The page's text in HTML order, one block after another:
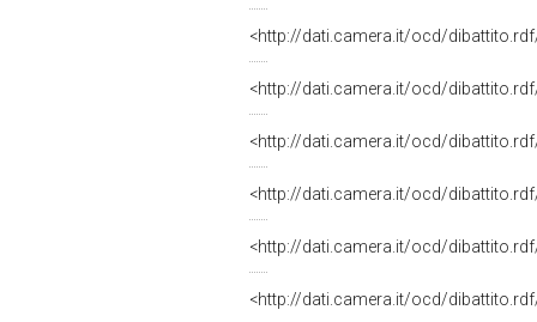
<http://dati.camera.it/ocd/
<http://dati.camera.it/ocd/
<http://dati.camera.it/ocd/
<http://dati.camera.it/ocd/
<http://dati.camera.it/ocd/
<http://dati.camera.it/ocd/